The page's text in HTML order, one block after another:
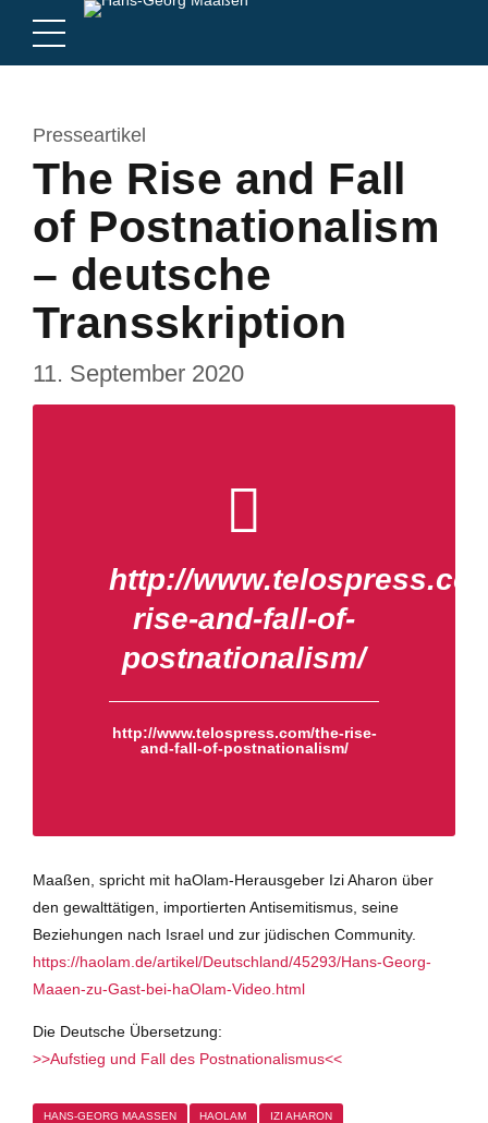
Presseartikel
The Rise and Fall
of Postnationalism
– deutsche
Transskription
11. September 2020
http://
rise-and-fall-of-
postnationalism/
http://www.telospress.com/the-rise-
and-fall-of-postnationalism/
Maaßen, spricht mit haOlam-Herausgeber Izi Aharon über
den gewalttätigen, importierten Antisemitismus, seine
Beziehungen nach Israel und zur jüdischen Community.
https://haolam.de/artikel/Deutschland/45293/Hans-Georg-
Maaen-zu-Gast-bei-haOlam-Video.html
Die Deutsche Übersetzung:
>>Aufstieg und Fall des Postnationalismus<<
HANS-GEORG MAASSEN HAOLAM IZI AHARON